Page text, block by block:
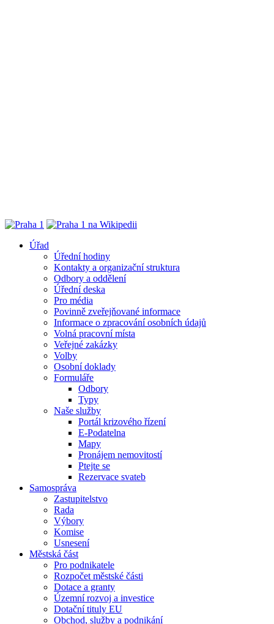
Úřad
Úřední hodiny
Kontakty a organizační struktura
Odbory a oddělení
Úřední deska
Pro média
Povinně zveřejňované informace
Informace o zpracování osobních údajů
Volná pracovní místa
Veřejné zakázky
Volby
Osobní doklady
Formuláře
Odbory
Typy
Naše služby
Portál krizového řízení
E-Podatelna
Mapy
Pronájem nemovitostí
Ptejte se
Rezervace svateb
Samospráva
Zastupitelstvo
Rada
Výbory
Komise
Usnesení
Městská část
Pro podnikatele
Rozpočet městské části
Dotace a granty
Územní rozvoj a investice
Dotační tituly EU
Obchod, služby a podnikání